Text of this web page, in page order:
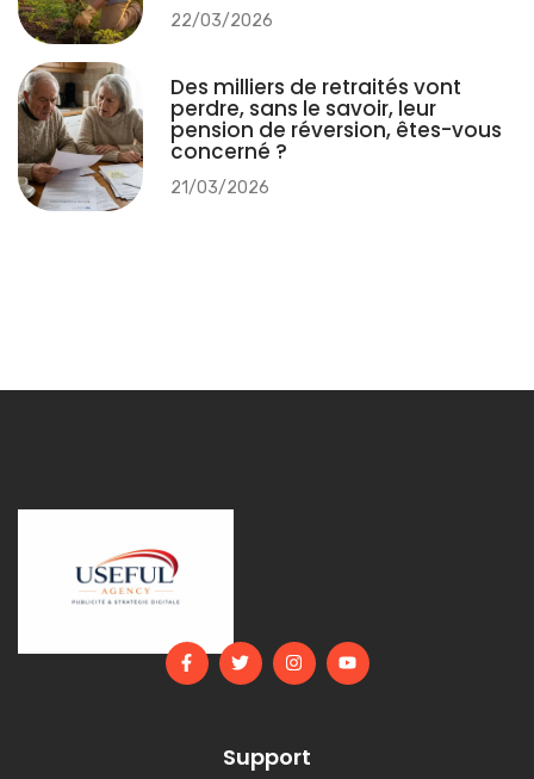
22/03/2026
Des milliers de retraités vont
perdre, sans le savoir, leur
pension de réversion, êtes-vous
concerné ?
21/03/2026
Support